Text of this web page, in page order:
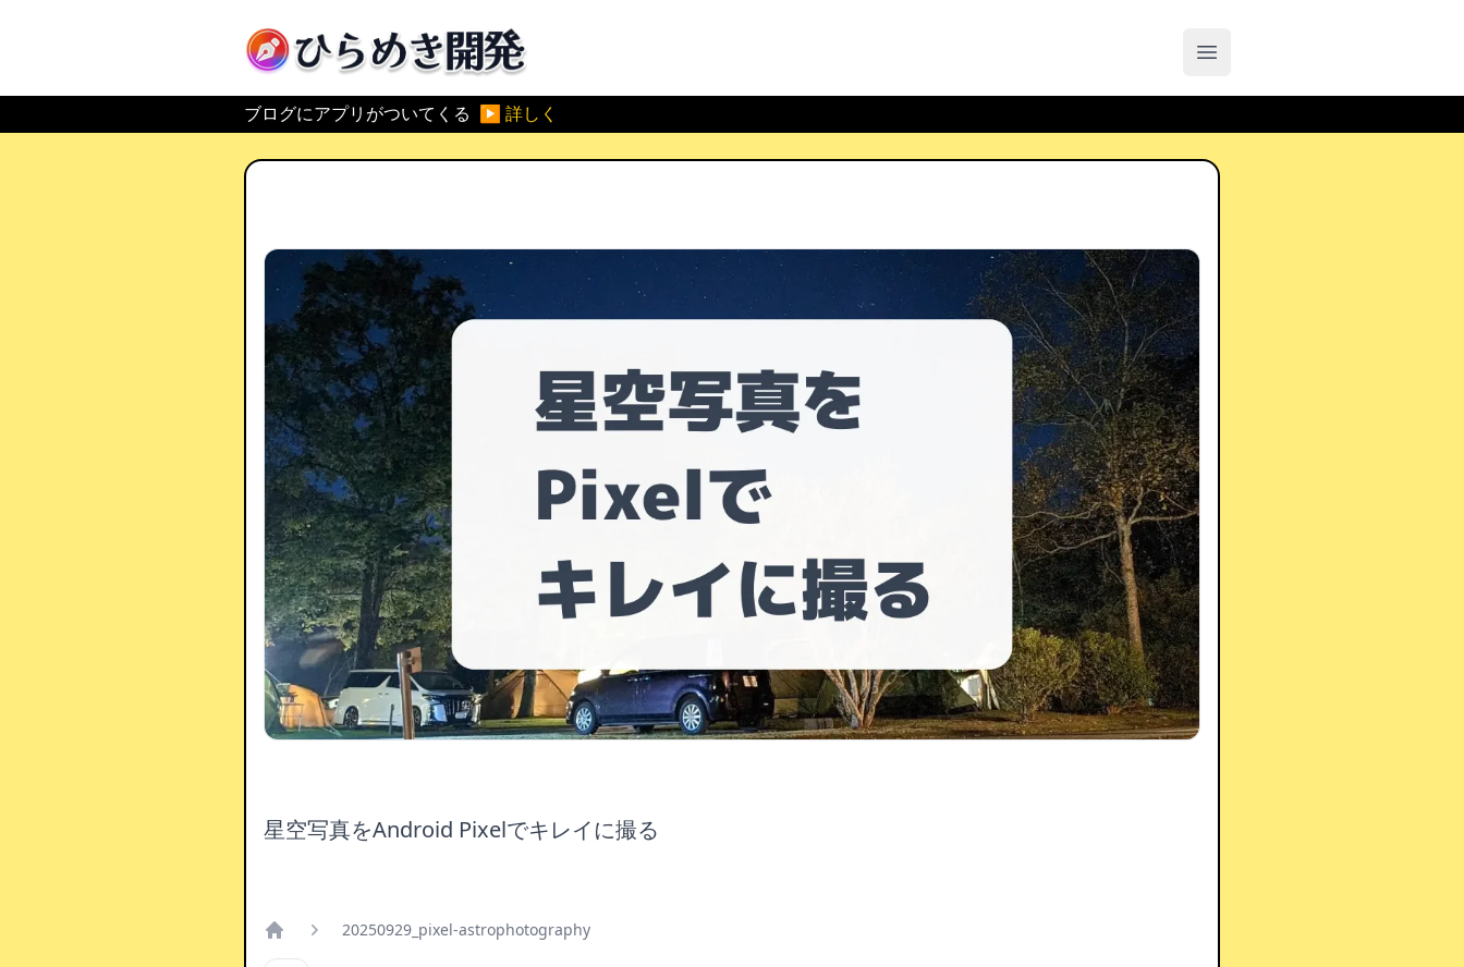
ひらめき開発
メインメニューを開く
ブログにアプリがついてくる ▶ 詳しく
星空写真をAndroid Pixelでキレイに撮る
Home
20250929_pixel-astrophotography